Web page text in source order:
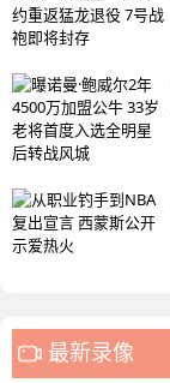
最新录像